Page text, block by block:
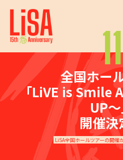
7th Album "LACE UP"
2026年4月15日（水）に約3年ぶり、7枚目となる
しました。
アリーナツアー「LiVE is
アリーナツアー「LiVE is Smile Always～15～」
初の大規模展覧会「LiSA
Artwork～」開催決定
11
全国ホー
「LiVE is Smile
UP～
開催決
LiSA全国ホールツアーの開催